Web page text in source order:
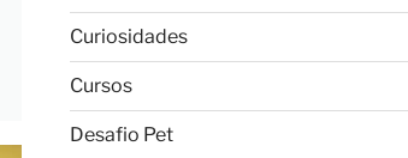
Curiosidades
Cursos
Desafio Pet